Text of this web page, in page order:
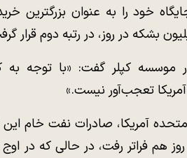
خود را به عنوان بزرگترین
موسسه کپلر گفت: «با توجه
تعجب‌آور نیست.»
متحده آمریکا، صادرات نفت خام